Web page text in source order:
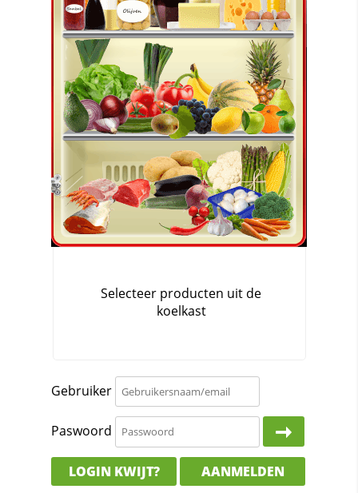
Gebruiker
Paswoord
LOGIN KWIJT? AANMELDEN